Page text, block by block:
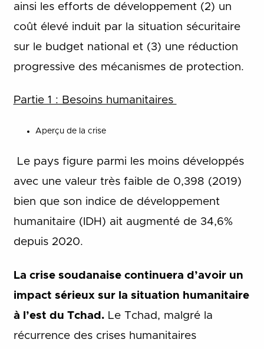
ainsi les efforts de développement (2) un
coût élevé induit par la situation sécuritaire
sur le budget national et (3) une réduction
progressive des mécanismes de protection.
Partie 1 : Besoins humanitaires
Aperçu de la crise
Le pays figure parmi les moins développés
avec une valeur très faible de 0,398 (2019)
bien que son indice de développement
humanitaire (IDH) ait augmenté de 34,6%
depuis 2020.
La crise soudanaise continuera d’avoir un
impact sérieux sur la situation humanitaire
à l’est du Tchad. Le Tchad, malgré la
récurrence des crises humanitaires